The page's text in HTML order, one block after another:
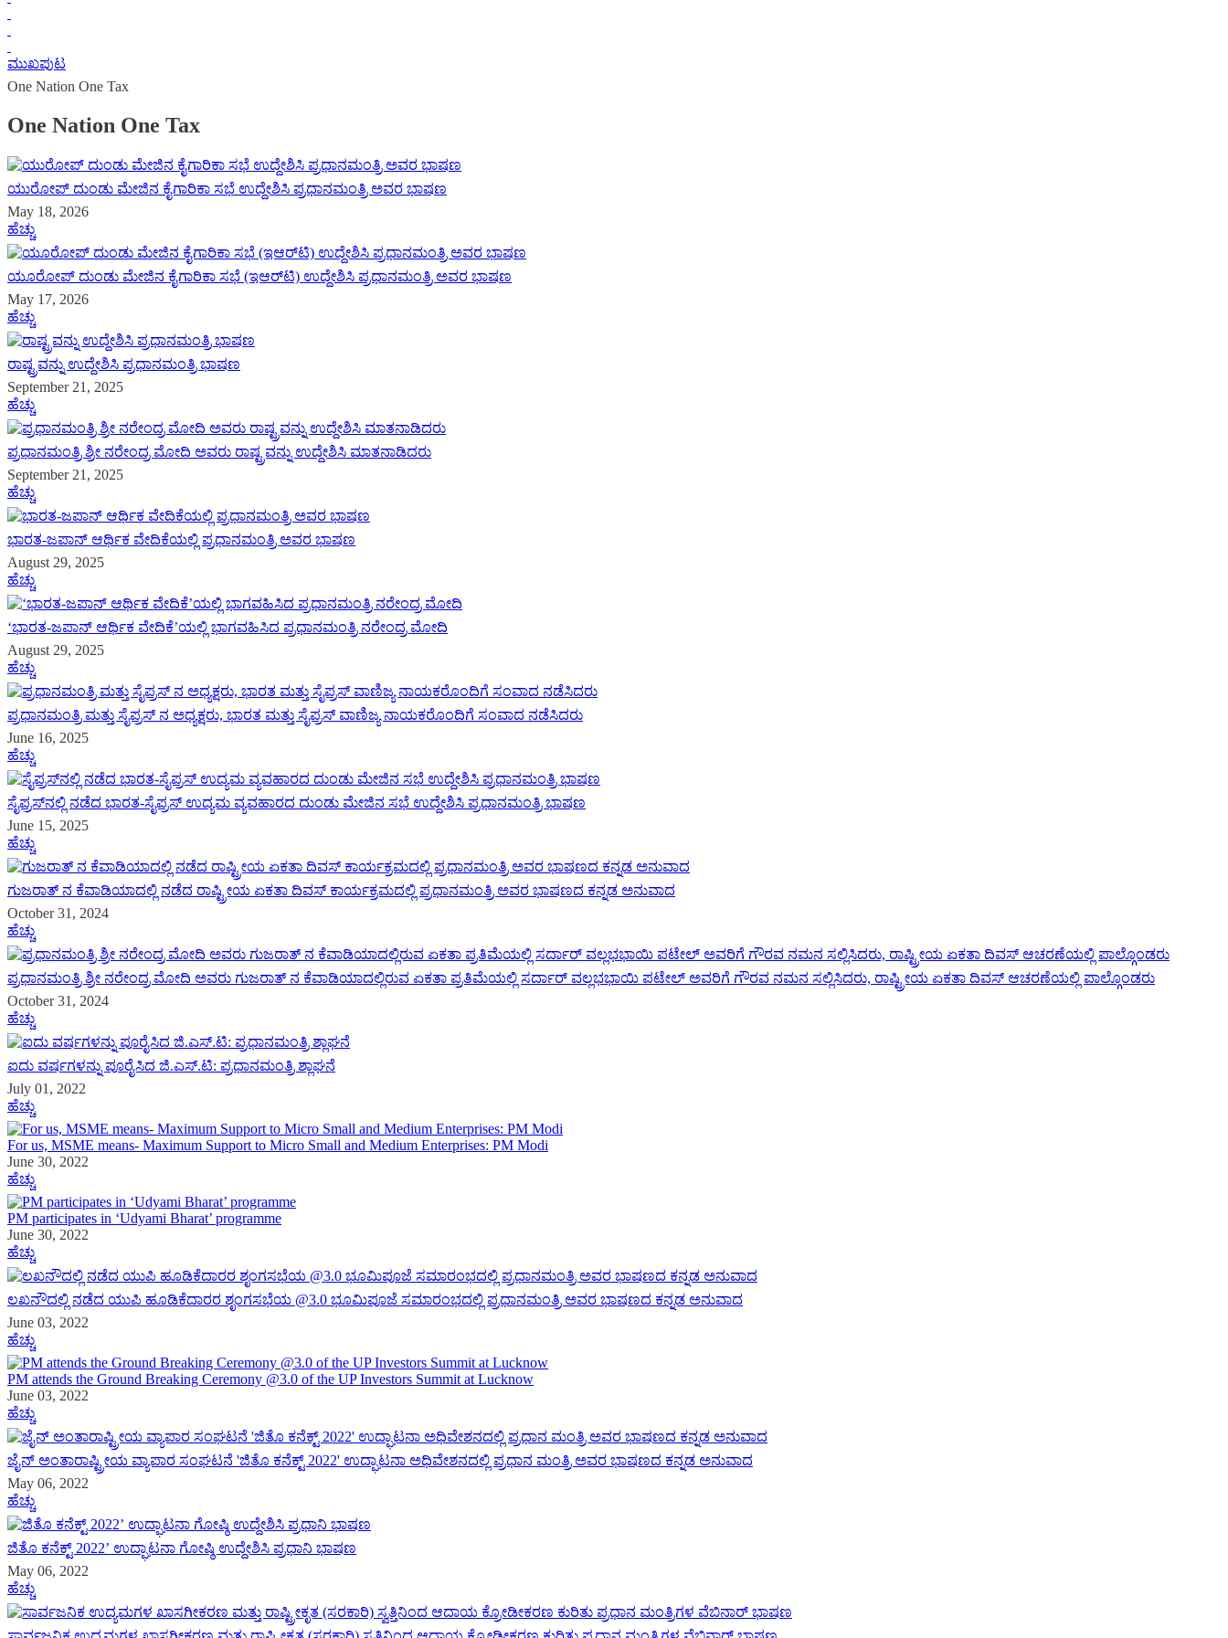
ಮುಖಪುಟ
One Nation One Tax
One Nation One Tax
ಯುರೋಪ್ ದುಂಡು ಮೇಜಿನ ಕೈಗಾರಿಕಾ ಸಭೆ ಉದ್ದೇಶಿಸಿ ಪ್ರಧಾನಮಂತ್ರಿ ಅವರ ಭಾಷಣ
May 18, 2026
ಹೆಚ್ಚು
ಯೂರೋಪ್ ದುಂಡು ಮೇಜಿನ ಕೈಗಾರಿಕಾ ಸಭೆ (ಇಆರ್‌ಟಿ) ಉದ್ದೇಶಿಸಿ ಪ್ರಧಾನಮಂತ್ರಿ ಅವರ ಭಾಷಣ
May 17, 2026
ಹೆಚ್ಚು
ರಾಷ್ಟ್ರವನ್ನು ಉದ್ದೇಶಿಸಿ ಪ್ರಧಾನಮಂತ್ರಿ ಭಾಷಣ
September 21, 2025
ಹೆಚ್ಚು
ಪ್ರಧಾನಮಂತ್ರಿ ಶ್ರೀ ನರೇಂದ್ರ ಮೋದಿ ಅವರು ರಾಷ್ಟ್ರವನ್ನು ಉದ್ದೇಶಿಸಿ ಮಾತನಾಡಿದರು
September 21, 2025
ಹೆಚ್ಚು
ಭಾರತ-ಜಪಾನ್ ಆರ್ಥಿಕ ವೇದಿಕೆಯಲ್ಲಿ ಪ್ರಧಾನಮಂತ್ರಿ ಅವರ ಭಾಷಣ
August 29, 2025
ಹೆಚ್ಚು
ʻಭಾರತ-ಜಪಾನ್ ಆರ್ಥಿಕ ವೇದಿಕೆʼಯಲ್ಲಿ ಭಾಗವಹಿಸಿದ ಪ್ರಧಾನಮಂತ್ರಿ ನರೇಂದ್ರ ಮೋದಿ
August 29, 2025
ಹೆಚ್ಚು
ಪ್ರಧಾನಮಂತ್ರಿ ಮತ್ತು ಸೈಪ್ರಸ್ ನ ಅಧ್ಯಕ್ಷರು, ಭಾರತ ಮತ್ತು ಸೈಪ್ರಸ್ ವಾಣಿಜ್ಯ ನಾಯಕರೊಂದಿಗೆ ಸಂವಾದ ನಡೆಸಿದರು
June 16, 2025
ಹೆಚ್ಚು
ಸೈಪ್ರಸ್‌ನಲ್ಲಿ ನಡೆದ ಭಾರತ-ಸೈಪ್ರಸ್ ಉದ್ಯಮ ವ್ಯವಹಾರದ ದುಂಡು ಮೇಜಿನ ಸಭೆ ಉದ್ದೇಶಿಸಿ ಪ್ರಧಾನಮಂತ್ರಿ ಭಾಷಣ
June 15, 2025
ಹೆಚ್ಚು
ಗುಜರಾತ್ ನ ಕೆವಾಡಿಯಾದಲ್ಲಿ ನಡೆದ ರಾಷ್ಟ್ರೀಯ ಏಕತಾ ದಿವಸ್ ಕಾರ್ಯಕ್ರಮದಲ್ಲಿ ಪ್ರಧಾನಮಂತ್ರಿ ಅವರ ಭಾಷಣದ ಕನ್ನಡ ಅನುವಾದ
October 31, 2024
ಹೆಚ್ಚು
ಪ್ರಧಾನಮಂತ್ರಿ ಶ್ರೀ ನರೇಂದ್ರ ಮೋದಿ ಅವರು ಗುಜರಾತ್ ನ ಕೆವಾಡಿಯಾದಲ್ಲಿರುವ ಏಕತಾ ಪ್ರತಿಮೆಯಲ್ಲಿ ಸರ್ದಾರ್ ವಲ್ಲಭಭಾಯಿ ಪಟೇಲ್ ಅವರಿಗೆ ಗೌರವ ನಮನ ಸಲ್ಲಿಸಿದರು, ರಾಷ್ಟ್ರೀಯ ಏಕತಾ ದಿವಸ್ ಆಚರಣೆಯಲ್ಲಿ ಪಾಲ್ಗೊಂಡರು
October 31, 2024
ಹೆಚ್ಚು
ಐದು ವರ್ಷಗಳನ್ನು ಪೂರೈಸಿದ ಜಿ.ಎಸ್.ಟಿ: ಪ್ರಧಾನಮಂತ್ರಿ ಶ್ಲಾಘನೆ
July 01, 2022
ಹೆಚ್ಚು
For us, MSME means- Maximum Support to Micro Small and Medium Enterprises: PM Modi
June 30, 2022
ಹೆಚ್ಚು
PM participates in ‘Udyami Bharat’ programme
June 30, 2022
ಹೆಚ್ಚು
ಲಖನೌದಲ್ಲಿ ನಡೆದ ಯುಪಿ ಹೂಡಿಕೆದಾರರ ಶೃಂಗಸಭೆಯ @3.0 ಭೂಮಿಪೂಜೆ ಸಮಾರಂಭದಲ್ಲಿ ಪ್ರಧಾನಮಂತ್ರಿ ಅವರ ಭಾಷಣದ ಕನ್ನಡ ಅನುವಾದ
June 03, 2022
ಹೆಚ್ಚು
PM attends the Ground Breaking Ceremony @3.0 of the UP Investors Summit at Lucknow
June 03, 2022
ಹೆಚ್ಚು
ಜೈನ್ ಅಂತಾರಾಷ್ಟ್ರೀಯ ವ್ಯಾಪಾರ ಸಂಘಟನೆ 'ಜಿತೊ ಕನೆಕ್ಟ್ 2022' ಉದ್ಘಾಟನಾ ಅಧಿವೇಶನದಲ್ಲಿ ಪ್ರಧಾನ ಮಂತ್ರಿ ಅವರ ಭಾಷಣದ ಕನ್ನಡ ಅನುವಾದ
May 06, 2022
ಹೆಚ್ಚು
ಜಿತೊ ಕನೆಕ್ಟ್ 2022’ ಉದ್ಘಾಟನಾ ಗೋಷ್ಠಿ ಉದ್ದೇಶಿಸಿ ಪ್ರಧಾನಿ ಭಾಷಣ
May 06, 2022
ಹೆಚ್ಚು